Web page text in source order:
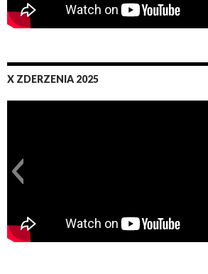
X ZDERZENIA 2025